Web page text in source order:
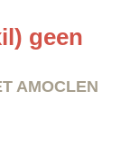
geen
AMOCLEN